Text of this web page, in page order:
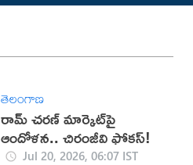
తెలంగాణ
రామ్ చరణ్ మార్కెట్‌పై
ఆందోళన.. చిరంజీవి ఫోకస్!
Jul 20, 2026, 06:07 IST